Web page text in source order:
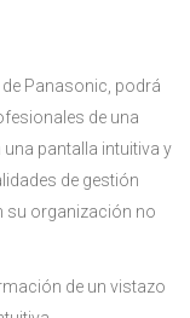
Panasonic, podrá
de una
pantalla intuitiva y
de gestión
su organización no
de un vistazo